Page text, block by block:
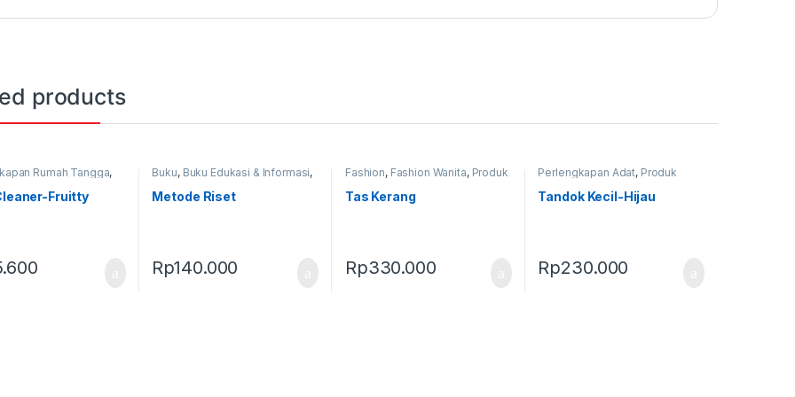
products
Rumah Tangga,
Fruitty
Buku, Buku Edukasi & Informasi,
Produk Terbaru
Metode Riset
Rp140.000
Fashion, Fashion Wanita, Produk
Terbaru,
Tas Kerang
Rp330.000
Perlengkapan Adat, Produk
Terbaru
Tandok
Tandok Kecil-Hijau
Rp230.000